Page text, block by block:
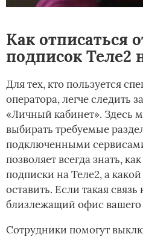
Как отписаться
подписок Теле2
Для тех, кто пользуется
оператора, легче следить
«Личный кабинет». Здесь
выбирать требуемые
подключенными
позволяет всегда знать,
подписки на Теле2, а
оставить. Если такая
близлежащий офис вашего
Сотрудники помогут